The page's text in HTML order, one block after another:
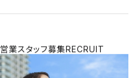
営業スタッフ募集RECRUIT